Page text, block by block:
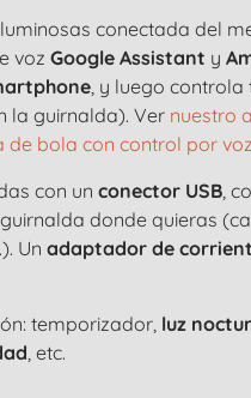
conectada del
vozGoogle Assistant y
, y luego
la guirnalda). Ver nuestro
de bola con control por
con unconector USB,
donde quieras
Unadaptador de
temporizador, luz
, etc.